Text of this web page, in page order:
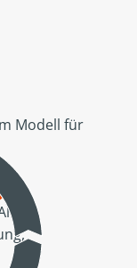
Modell für
,